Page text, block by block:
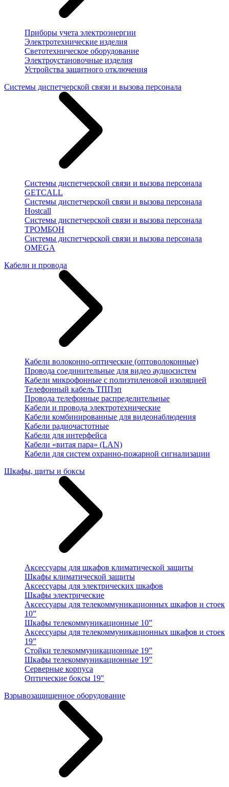
Приборы учета электроэнергии
Электротехнические изделия
Светотехническое оборудование
Электроустановочные изделия
Устройства защитного отключения
Системы диспетчерской связи и вызова персонала
Системы диспетчерской связи и вызова персонала
GETCALL
Системы диспетчерской связи и вызова персонала
Hostcall
Системы диспетчерской связи и вызова персонала
ТРОМБОН
Системы диспетчерской связи и вызова персонала
OMEGA
Кабели и провода
Кабели волоконно-оптические (оптоволоконные)
Провода соединительные для видео аудиосистем
Кабели микрофонные с полиэтиленовой изоляцией
Телефонный кабель ТППэп
Провода телефонные распределительные
Кабели и провода электротехнические
Кабели комбинированные для видеонаблюдения
Кабели радиочастотные
Кабели для интерфейса
Кабели «витая пара» (LAN)
Кабели для систем охранно-пожарной сигнализации
Шкафы, щиты и боксы
Аксессуары для шкафов климатической защиты
Шкафы климатической защиты
Аксессуары для электрических шкафов
Шкафы электрические
Аксессуары для телекоммуникационных шкафов и стоек
10”
Шкафы телекоммуникационные 10”
Аксессуары для телекоммуникационных шкафов и стоек
19”
Стойки телекоммуникационные 19”
Шкафы телекоммуникационные 19”
Серверные корпуса
Оптические боксы 19"
Взрывозащищенное оборудование